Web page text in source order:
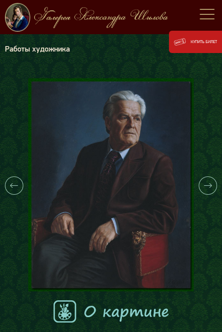
Работы художника
КУПИТЬ БИЛЕТ